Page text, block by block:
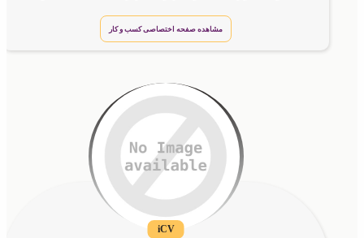
مشاهده صفحه اختصاصی کسب و کار
iCV